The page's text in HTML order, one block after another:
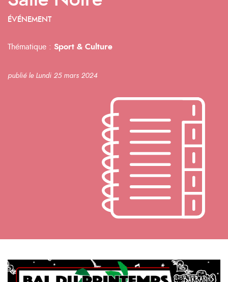
ÉVÉNEMENT
Thématique : Sport & Culture
publié le Lundi 25 mars 2024